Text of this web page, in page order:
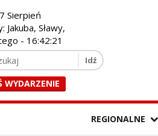
Sierpień
Jakuba, Sławy,
- 16:42:22
WYDARZENIE
REGIONALNE